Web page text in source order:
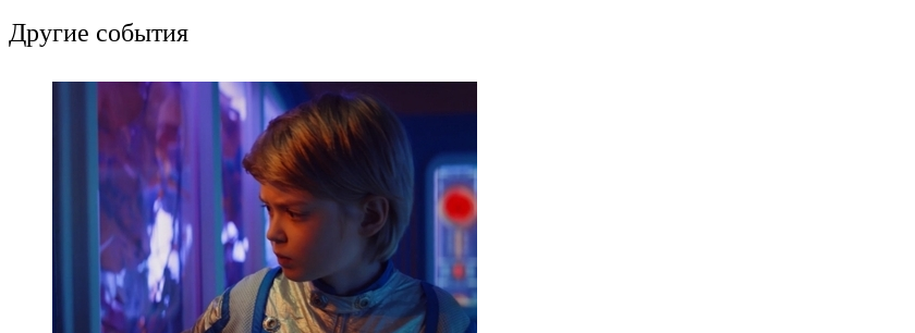
Другие события